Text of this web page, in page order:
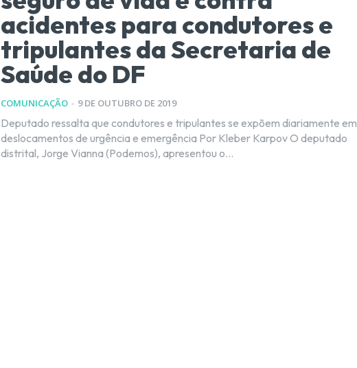
acidentes para condutores e
tripulantes da Secretaria de
Saúde do DF
COMUNICAÇÃO - 9 DE OUTUBRO DE 2019
Deputado ressalta que condutores e tripulantes se expõem diariamente em
deslocamentos de urgência e emergência Por Kleber Karpov O deputado
distrital, Jorge Vianna (Podemos), apresentou o...